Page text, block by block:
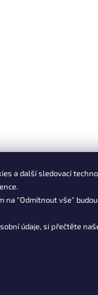
a další sledovací
"Odmítnout vše"
údaje, si přečtěte